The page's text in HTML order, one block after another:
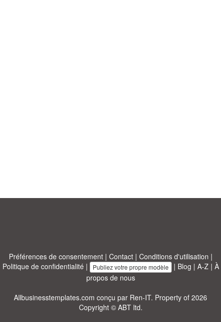
Préférences de consentement| Contact| Conditions d'utilisation |
Politique de confidentialité| Publiez votre propre modèle | Blog | A-Z| À
propos de nous
Allbusinesstemplates.com conçu par Ren-IT. Property of 2026
Copyright © ABT ltd.